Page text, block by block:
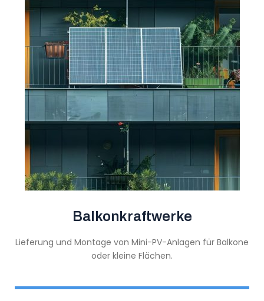
Balkonkraftwerke
Lieferung und Montage von Mini-PV-Anlagen für Balkone
oder kleine Flächen.